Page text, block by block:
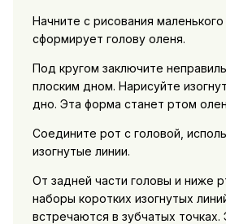
Начните с рисования маленького
сформирует голову оленя.
Под кругом заключите
плоским дном. Нарисуйте
дно. Эта форма станет ртом
Соедините рот с головой,
изогнутые линии.
От задней части головы и ниже
наборы коротких изогнутых
встречаются в зубчатых точках.